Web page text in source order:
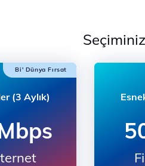
Bi' Dünya Fırsat
(3 Aylık)